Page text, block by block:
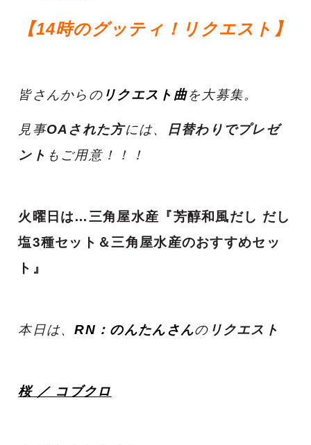
【14時のグッティ！リクエスト】
皆さんからの リクエスト曲を大募集。
見事OAされた方には、
日替わりでプレゼ
ント もご用意！！！
火曜日は…三角屋水産『芳醇和風だし だし
塩3種セット＆三角屋水産のおすすめセッ
ト』
本日は、RN：のんたんさんの リクエスト
桜 ／ コブクロ